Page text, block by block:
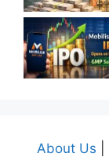
About Us